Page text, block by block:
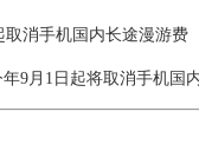
9月1日起将取消手机国内